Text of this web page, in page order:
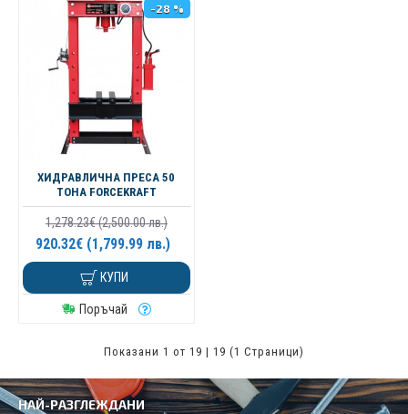
-28 %
ХИДРАВЛИЧНА ПРЕСА 50
ТОНА FORCEKRAFT
1,278.23€ (2,500.00 лв.)
920.32€ (1,799.99 лв.)
КУПИ
Поръчай
Показани 1 от 19 | 19 (1 Страници)
НАЙ-РАЗГЛЕЖДАНИ